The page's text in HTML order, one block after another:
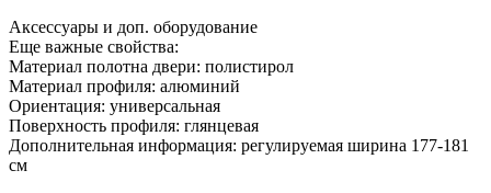
Аксессуары и доп. оборудование
Еще важные свойства:
Материал полотна двери: полистирол
Материал профиля: алюминий
Ориентация: универсальная
Поверхность профиля: глянцевая
Дополнительная информация: регулируемая ширина 177-181
см